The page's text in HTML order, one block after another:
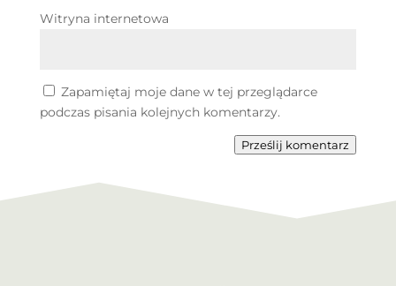
Witryna internetowa
Zapamiętaj moje dane w tej przeglądarce
podczas pisania kolejnych komentarzy.
Prześlij komentarz